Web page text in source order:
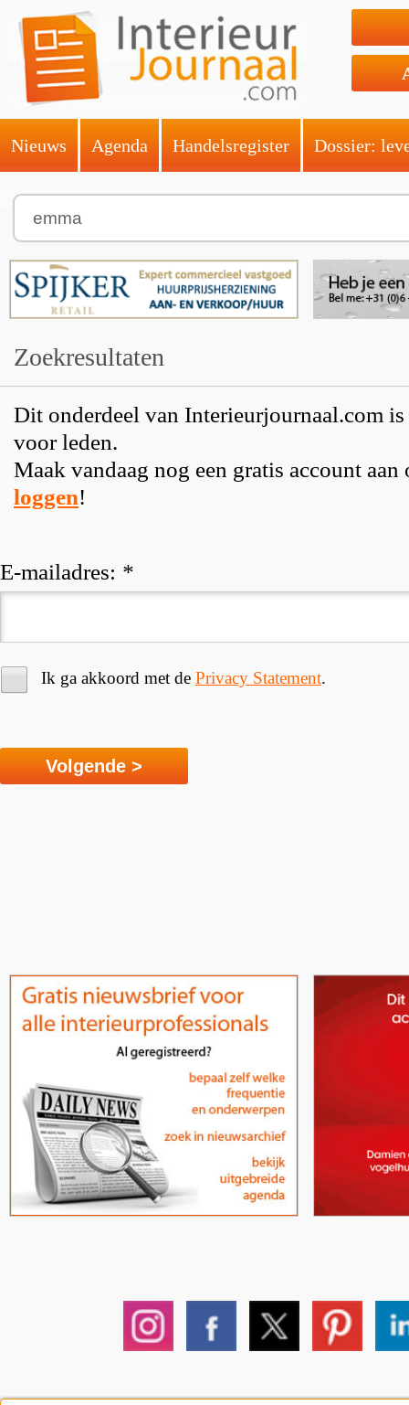
Nieuws Agenda Handelsregister Dossier:
Zoekresultaten
Dit onderdeel van Interieurjournaal.com
voor leden.
Maak vandaag nog een gratis account
loggen!
E-mailadres: *
Ik ga akkoord met de Privacy Statement.